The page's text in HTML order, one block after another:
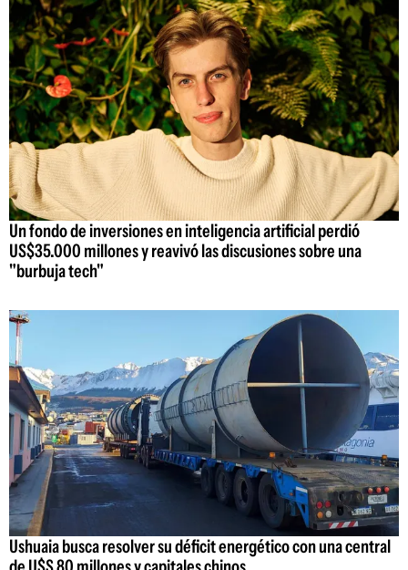
Un fondo de inversiones en inteligencia artificial perdió
US$35.000 millones y reavivó las discusiones sobre una
"burbuja tech"
Ushuaia busca resolver su déficit energético con una central